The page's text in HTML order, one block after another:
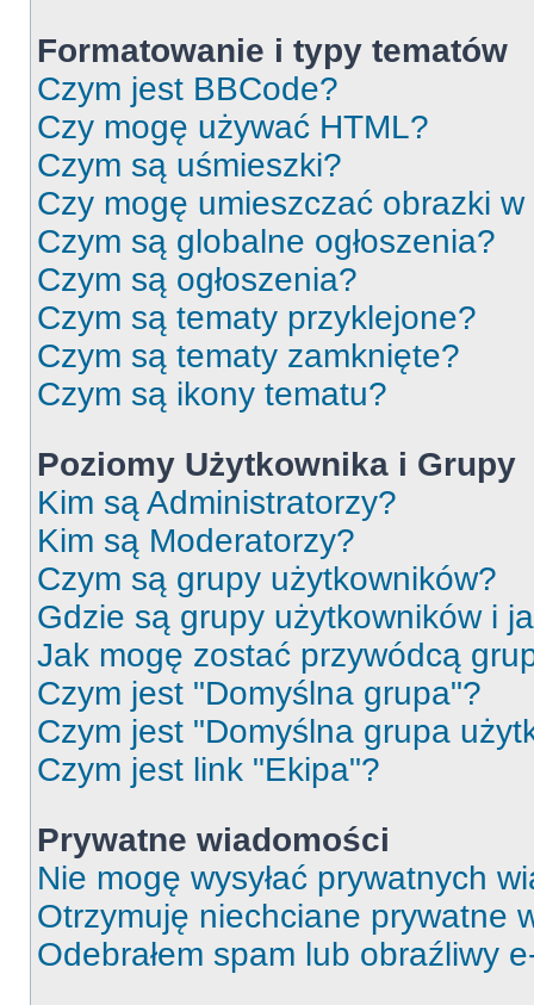
Formatowanie i typy tematów
Czym jest BBCode?
Czy mogę używać HTML?
Czym są uśmieszki?
Czy mogę umieszczać obrazki
Czym są globalne ogłoszenia?
Czym są ogłoszenia?
Czym są tematy przyklejone?
Czym są tematy zamknięte?
Czym są ikony tematu?
Poziomy Użytkownika i Grupy
Kim są Administratorzy?
Kim są Moderatorzy?
Czym są grupy użytkowników?
Gdzie są grupy użytkowników i
Jak mogę zostać przywódcą
Czym jest "Domyślna grupa"?
Czym jest "Domyślna grupa
Czym jest link "Ekipa"?
Prywatne wiadomości
Nie mogę wysyłać prywatnych
Otrzymuję niechciane prywatne
Odebrałem spam lub obraźliwy